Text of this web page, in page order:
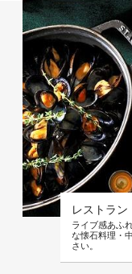
レストラン
ライブ感あふ
な懐石料理・
さい。